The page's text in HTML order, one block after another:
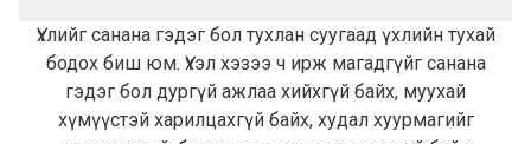
Үхлийг санана гэдэг бол тухлан суугаад үхлийн тухай
бодох биш юм. Үхэл хэзээ ч ирж магадгүйг санана
гэдэг бол дургүй ажлаа хийхгүй байх, муухай
хүмүүстэй харилцахгүй байх, худал хуурмагийг